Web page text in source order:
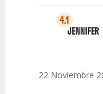
4.1
JENNIFER
22 Noviembre